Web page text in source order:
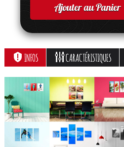
Ajouter au Panier
INFOS CARACTÉRISTIQUES